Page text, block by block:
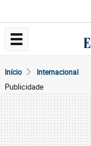
Início Internacional
Publicidade